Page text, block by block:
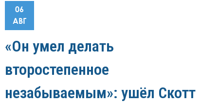
06
АВГ
«Он умел делать
второстепенное
незабываемым»: ушёл Скотт